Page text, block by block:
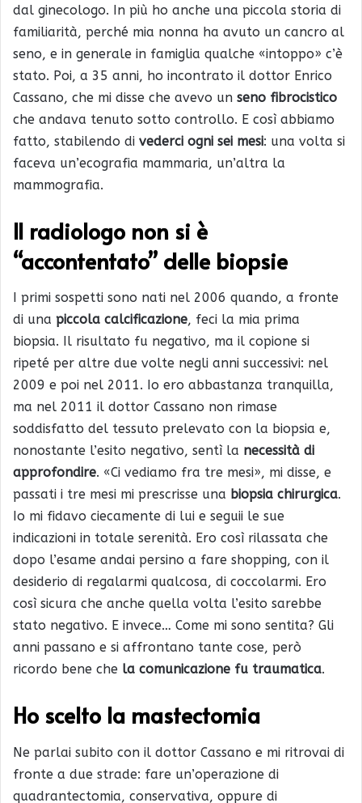
dal ginecologo. In più ho anche una piccola storia di
familiarità, perché mia nonna ha avuto un cancro al
seno, e in generale in famiglia qualche «intoppo» c’è
stato. Poi, a 35 anni, ho incontrato il dottor Enrico
Cassano, che mi disse che avevo un seno fibrocistico
che andava tenuto sotto controllo. E così abbiamo
fatto, stabilendo di vederci ogni sei mesi: una volta si
faceva un’ecografia mammaria, un’altra la
mammografia.
Il radiologo non si è
“accontentato” delle biopsie
I primi sospetti sono nati nel 2006 quando, a fronte
di una piccola calcificazione, feci la mia prima
biopsia. Il risultato fu negativo, ma il copione si
ripeté per altre due volte negli anni successivi: nel
2009 e poi nel 2011. Io ero abbastanza tranquilla,
ma nel 2011 il dottor Cassano non rimase
soddisfatto del tessuto prelevato con la biopsia e,
nonostante l’esito negativo, sentì la necessità di
approfondire. «Ci vediamo fra tre mesi», mi disse, e
passati i tre mesi mi prescrisse una biopsia chirurgica.
Io mi fidavo ciecamente di lui e seguii le sue
indicazioni in totale serenità. Ero così rilassata che
dopo l’esame andai persino a fare shopping, con il
desiderio di regalarmi qualcosa, di coccolarmi. Ero
così sicura che anche quella volta l’esito sarebbe
stato negativo. E invece… Come mi sono sentita? Gli
anni passano e si affrontano tante cose, però
ricordo bene che la comunicazione fu traumatica.
Ho scelto la mastectomia
Ne parlai subito con il dottor Cassano e mi ritrovai di
fronte a due strade: fare un’operazione di
quadrantectomia, conservativa, oppure di